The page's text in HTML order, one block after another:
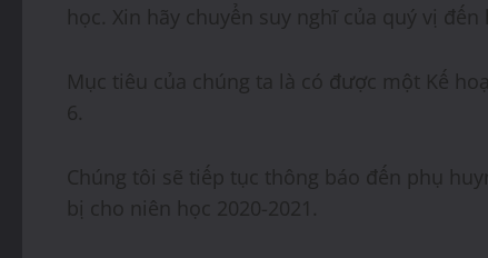
học. Xin hãy chuyển suy nghĩ của quý vị
Mục tiêu của chúng ta là có được một Kế
6.
Chúng tôi sẽ tiếp tục thông báo đến phụ
bị cho niên học 2020-2021.